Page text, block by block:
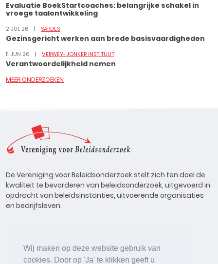
Wij maken op deze website gebruik van
cookies. Door op 'Ja' te klikken geeft u
Evaluatie BoekStartcoaches: belangrijke schakel in
vroege taalontwikkeling
2 JUL 26 SARDES
Gezinsgericht werken aan brede basisvaardigheden
11 JUN 26 VERWEY-JONKER INSTITUUT
Verantwoordelijkheid nemen
MEER ONDERZOEKEN
De Vereniging voor Beleidsonderzoek stelt zich ten doel de
kwaliteit te bevorderen van beleidsonderzoek, uitgevoerd in
opdracht van beleidsinstanties, uitvoerende organisaties
en bedrijfsleven.